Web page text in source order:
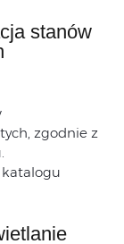
stanów
zgodnie z
katalogu